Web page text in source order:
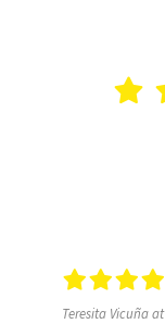
Teresita Vicuña